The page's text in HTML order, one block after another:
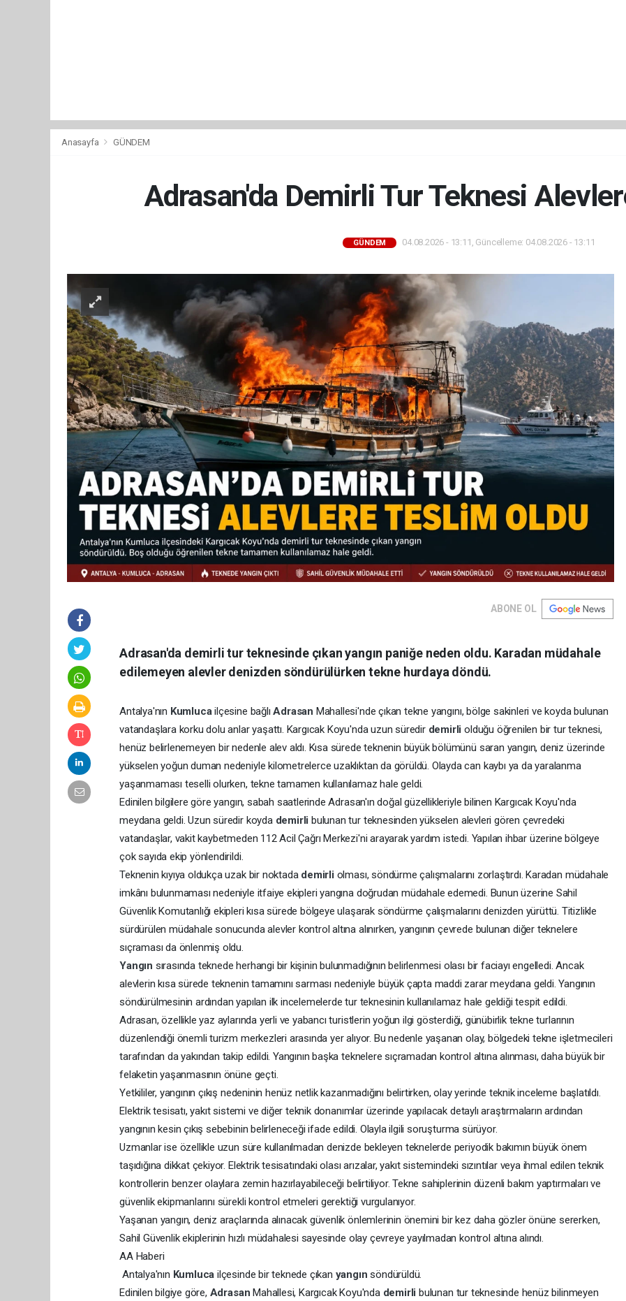
Anasayfa GÜNDEM
Adrasan'da Demirli Tur Teknesi
GÜNDEM 04.08.2026 - 13:11, Güncelleme: 04.08.2026 - 13:11
ABONE OL
Adrasan'da demirli tur teknesinde çıkan yangın paniğe neden oldu. Karadan müdahale
edilemeyen alevler denizden söndürülürken tekne hurdaya döndü.
Antalya'nın Kumlucailçesine bağlıAdrasan Mahallesi'nde çıkan tekne yangını, bölge sakinleri ve koyda bulunan
vatandaşlara korku dolu anlar yaşattı. Kargıcak Koyu'nda uzun süredir demirliolduğu öğrenilen bir tur teknesi,
henüz belirlenemeyen bir nedenle alev aldı. Kısa sürede teknenin büyük bölümünü saran yangın, deniz üzerinde
yükselen yoğun duman nedeniyle kilometrelerce uzaklıktan da görüldü. Olayda can kaybı ya da yaralanma
yaşanmaması teselli olurken, tekne tamamen kullanılamaz hale geldi.
Edinilen bilgilere göre yangın, sabah saatlerinde Adrasan'ın doğal güzellikleriyle bilinen Kargıcak Koyu'nda
meydana geldi. Uzun süredir koyda demirlibulunan tur teknesinden yükselen alevleri gören çevredeki
vatandaşlar, vakit kaybetmeden 112 Acil Çağrı Merkezi'ni arayarak yardım istedi. Yapılan ihbar üzerine bölgeye
çok sayıda ekip yönlendirildi.
Teknenin kıyıya oldukça uzak bir noktada demirli olması, söndürme çalışmalarını zorlaştırdı. Karadan müdahale
imkânı bulunmaması nedeniyle itfaiye ekipleri yangına doğrudan müdahale edemedi. Bunun üzerine Sahil
Güvenlik Komutanlığı ekipleri kısa sürede bölgeye ulaşarak söndürme çalışmalarını denizden yürüttü. Titizlikle
sürdürülen müdahale sonucunda alevler kontrol altına alınırken, yangının çevrede bulunan diğer teknelere
sıçraması da önlenmiş oldu.
Yangın sırasında teknede herhangi bir kişinin bulunmadığının belirlenmesi olası bir faciayı engelledi. Ancak
alevlerin kısa sürede teknenin tamamını sarması nedeniyle büyük çapta maddi zarar meydana geldi. Yangının
söndürülmesinin ardından yapılan ilk incelemelerde tur teknesinin kullanılamaz hale geldiği tespit edildi.
Adrasan, özellikle yaz aylarında yerli ve yabancı turistlerin yoğun ilgi gösterdiği, günübirlik tekne turlarının
düzenlendiği önemli turizm merkezleri arasında yer alıyor. Bu nedenle yaşanan olay, bölgedeki tekne işletmecileri
tarafından da yakından takip edildi. Yangının başka teknelere sıçramadan kontrol altına alınması, daha büyük bir
felaketin yaşanmasının önüne geçti.
Yetkililer, yangının çıkış nedeninin henüz netlik kazanmadığını belirtirken, olay yerinde teknik inceleme başlatıldı.
Elektrik tesisatı, yakıt sistemi ve diğer teknik donanımlar üzerinde yapılacak detaylı araştırmaların ardından
yangının kesin çıkış sebebinin belirleneceği ifade edildi. Olayla ilgili soruşturma sürüyor.
Uzmanlar ise özellikle uzun süre kullanılmadan denizde bekleyen teknelerde periyodik bakımın büyük önem
taşıdığına dikkat çekiyor. Elektrik tesisatındaki olası arızalar, yakıt sistemindeki sızıntılar veya ihmal edilen teknik
kontrollerin benzer olaylara zemin hazırlayabileceği belirtiliyor. Tekne sahiplerinin düzenli bakım yaptırmaları ve
güvenlik ekipmanlarını sürekli kontrol etmeleri gerektiği vurgulanıyor.
Yaşanan yangın, deniz araçlarında alınacak güvenlik önlemlerinin önemini bir kez daha gözler önüne sererken,
Sahil Güvenlik ekiplerinin hızlı müdahalesi sayesinde olay çevreye yayılmadan kontrol altına alındı.
AA Haberi
Antalya'nın Kumlucailçesinde bir teknede çıkan yangınsöndürüldü.
Edinilen bilgiye göre, AdrasanMahallesi, Kargıcak Koyu'nda demirlibulunan tur teknesinde henüz bilinmeyen